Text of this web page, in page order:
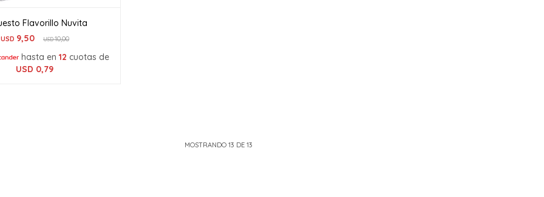
Flavorillo Nuvita
USD 9,50 USD10,00
hasta en 12 cuotas de
USD 0,79
MOSTRANDO 13 DE 13